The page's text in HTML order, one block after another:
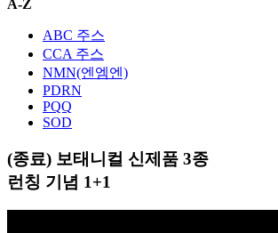
A-Z
ABC 주스
CCA 주스
NMN(엔엠엔)
PDRN
PQQ
SOD
(종료) 보태니컬 신제품 3종
런칭 기념 1+1